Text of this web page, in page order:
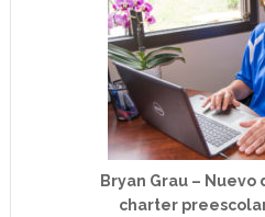
Bryan Grau –
charter